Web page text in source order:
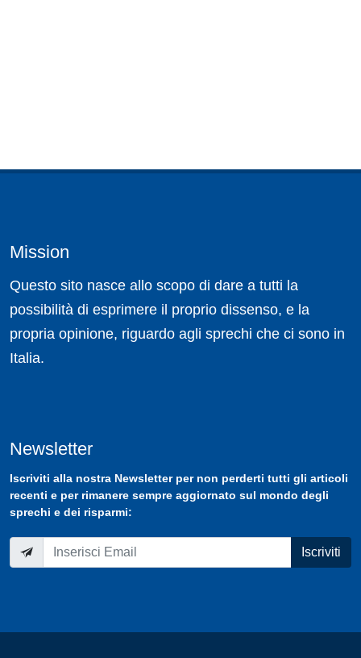
Mission
Questo sito nasce allo scopo di dare a tutti la
possibilità di esprimere il proprio dissenso, e la
propria opinione, riguardo agli sprechi che ci sono in
Italia.
Newsletter
Iscriviti alla nostra Newsletterper non perderti tutti gli articoli
recenti e per rimanere sempre aggiornato sul mondo degli
sprechi e dei risparmi:
Iscriviti